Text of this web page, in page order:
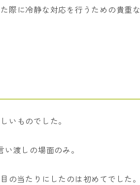
際に冷静な対応を行うための貴重な
いものでした。
渡しの場面のみ。
の当たりにしたのは初めてでした。